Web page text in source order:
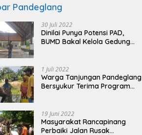
Pandeglang
30 Juli 2022
Dinilai Punya Potensi PAD,
BUMD Bakal Kelola Gedung
1 Juli 2022
Warga Tanjungan Pandeglang
Bersyukur Terima Program
19 Juni 2022
Masyarakat Rancapinang
Perbaiki Jalan Rusak